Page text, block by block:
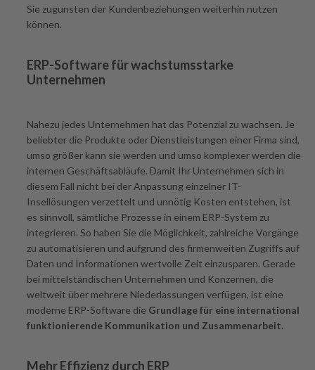
Sie zugunsten der Kundenbeziehungen weiterhin nutzen
können.
ERP-Software für wachstumsstarke
Unternehmen
Nahezu jedes Unternehmen hat das Potenzial zu wachsen. Je
beliebter die Produkte oder Dienstleistungen einer Firma sind,
umso größer kann sie werden und umso komplexer werden die
internen Geschäftsabläufe. Damit Ihr Unternehmen sich in
diesem Fall nicht bei der Anpassung einzelner IT-
Insellösungen verzettelt und unnötig Kosten entstehen, ist
es sinnvoll, sämtliche Prozesse in einem ERP-System zu
integrieren. So haben Sie die Möglichkeit, zahlreiche Vorgänge
zu automatisieren und aufgrund des firmenweiten Zugriffs auf
Daten und Informationen wertvolle Zeit einzusparen. Gerade
bei mittelständischen Unternehmen und Konzernen, die
weltweit über mehrere Niederlassungen verfügen, ist eine
moderne ERP-Software die Grundlage für eine international
funktionierende Kommunikation und Zusammenarbeit.
Mehr Effizienz durch ERP